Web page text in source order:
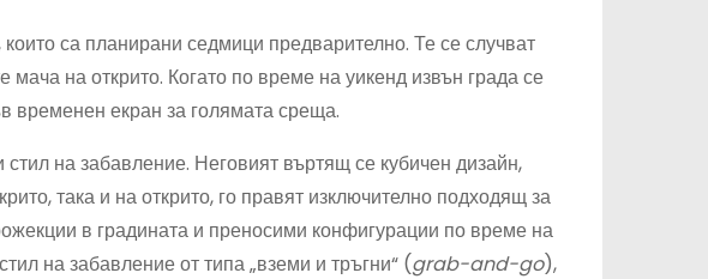
са планирани седмици предварително. Те се случват
на открито. Когато по време на уикенд извън града се
временен екран за голямата среща.
на забавление. Неговият въртящ се кубичен дизайн,
така и на открито, го правят изключително подходящ за
в градината и преносими конфигурации по време на
на забавление от типа „вземи и тръгни“ (grab-and-go),